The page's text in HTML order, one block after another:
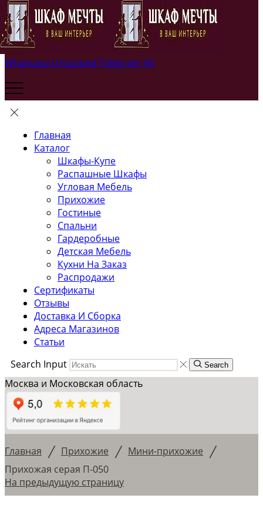
Whatsapp Untapped Telegram Vk
Главная
Каталог
Шкафы-Купе
Распашные Шкафы
Угловая Мебель
Прихожие
Гостиные
Спальни
Гардеробные
Детская Мебель
Кухни На Заказ
Распродажи
Сертификаты
Отзывы
Доставка И Сборка
Адреса Магазинов
Статьи
Search Input
Search
Москва и Московская область
Главная / Прихожие / Мини-прихожие /
Прихожая серая П-050
На предыдущую страницу